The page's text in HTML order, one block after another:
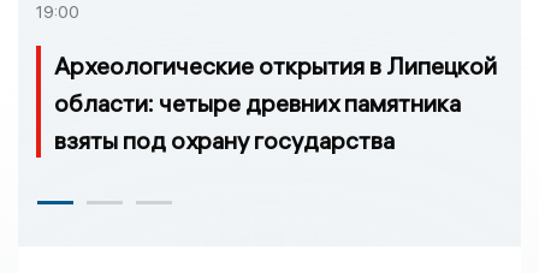
19:00
Археологические открытия в Липецкой
области: четыре древних памятника
взяты под охрану государства